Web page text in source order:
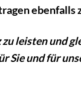
ebenfalls
leisten und
Sie und für